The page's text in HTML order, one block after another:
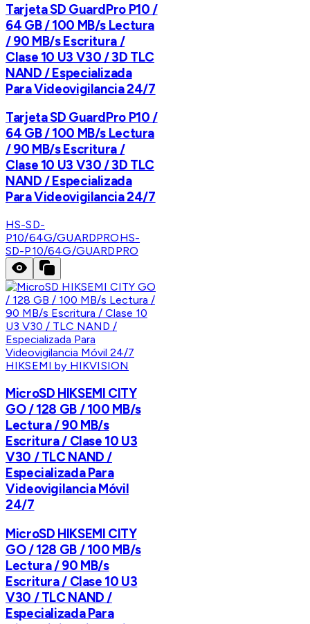
Tarjeta SD GuardPro P10 /
64 GB / 100 MB/s Lectura
/ 90 MB/s Escritura /
Clase 10 U3 V30 / 3D TLC
NAND / Especializada
Para Videovigilancia 24/7
Tarjeta SD GuardPro P10 /
64 GB / 100 MB/s Lectura
/ 90 MB/s Escritura /
Clase 10 U3 V30 / 3D TLC
NAND / Especializada
Para Videovigilancia 24/7
HS-SD-
P10/64G/GUARDPROHS-
SD-P10/64G/GUARDPRO
HIKSEMI by HIKVISION
MicroSD HIKSEMI CITY
GO / 128 GB / 100 MB/s
Lectura / 90 MB/s
Escritura / Clase 10 U3
V30 / TLC NAND /
Especializada Para
Videovigilancia Móvil
24/7
MicroSD HIKSEMI CITY
GO / 128 GB / 100 MB/s
Lectura / 90 MB/s
Escritura / Clase 10 U3
V30 / TLC NAND /
Especializada Para